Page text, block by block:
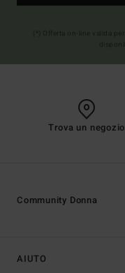
Trova un negozio
AIUTO
Community Donna